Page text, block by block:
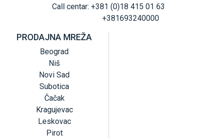
Call centar: +381 (0)18 415 01 63
+381693240000
PRODAJNA MREŽA
Beograd
Niš
Novi Sad
Subotica
Čačak
Kragujevac
Leskovac
Pirot